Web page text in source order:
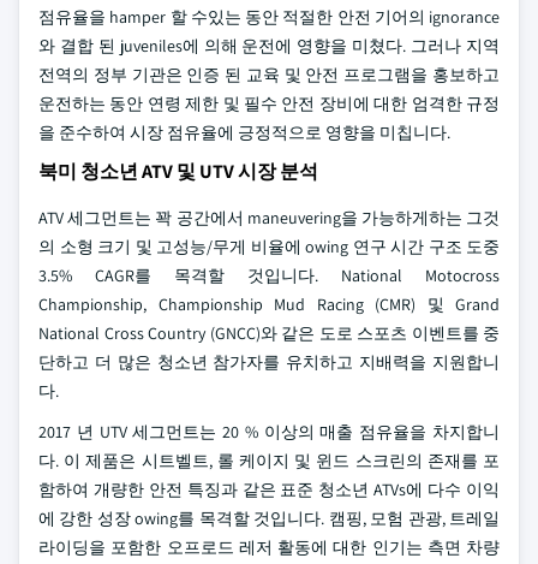
점유율을 hamper 할 수있는 동안 적절한 안전 기어의 ignorance
와 결합 된 juveniles에 의해 운전에 영향을 미쳤다. 그러나 지역
전역의 정부 기관은 인증 된 교육 및 안전 프로그램을 홍보하고
운전하는 동안 연령 제한 및 필수 안전 장비에 대한 엄격한 규정
을 준수하여 시장 점유율에 긍정적으로 영향을 미칩니다.
북미 청소년 ATV 및 UTV 시장 분석
ATV 세그먼트는 꽉 공간에서 maneuvering을 가능하게하는 그것
의 소형 크기 및 고성능/무게 비율에 owing 연구 시간 구조 도중
3.5% CAGR를 목격할 것입니다. National Motocross
Championship, Championship Mud Racing (CMR) 및 Grand
National Cross Country (GNCC)와 같은 도로 스포츠 이벤트를 중
단하고 더 많은 청소년 참가자를 유치하고 지배력을 지원합니
다.
2017 년 UTV 세그먼트는 20 % 이상의 매출 점유율을 차지합니
다. 이 제품은 시트벨트, 롤 케이지 및 윈드 스크린의 존재를 포
함하여 개량한 안전 특징과 같은 표준 청소년 ATVs에 다수 이익
에 강한 성장 owing를 목격할 것입니다. 캠핑, 모험 관광, 트레일
라이딩을 포함한 오프로드 레저 활동에 대한 인기는 측면 차량